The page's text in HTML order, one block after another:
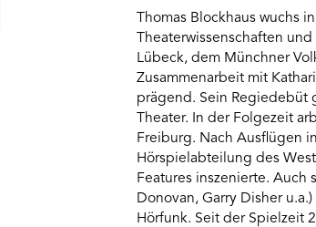
Thomas Blockhaus wuchs
Theaterwissenschaften
Lübeck, dem Münchner
Zusammenarbeit mit
prägend. Sein Regiedebüt
Theater. In der Folgezeit
Freiburg. Nach Ausflügen
Hörspielabteilung des
Features inszenierte. Auch
Donovan, Garry Disher
Hörfunk. Seit der Spielzeit